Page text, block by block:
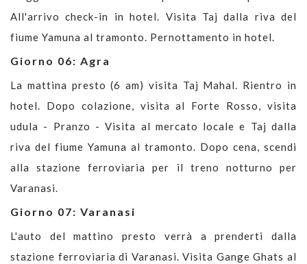
All'arrivo check-in in hotel. Visita Taj dalla riva del
fiume Yamuna al tramonto. Pernottamento in hotel.
Giorno 06: Agra
La mattina presto (6 am) visita Taj Mahal. Rientro in
hotel. Dopo colazione, visita al Forte Rosso, visita
udula - Pranzo - Visita al mercato locale e Taj dalla
riva del fiume Yamuna al tramonto. Dopo cena, scendi
alla stazione ferroviaria per il treno notturno per
Varanasi.
Giorno 07: Varanasi
L'auto del mattino presto verrà a prenderti dalla
stazione ferroviaria di Varanasi. Visita Gange Ghats al